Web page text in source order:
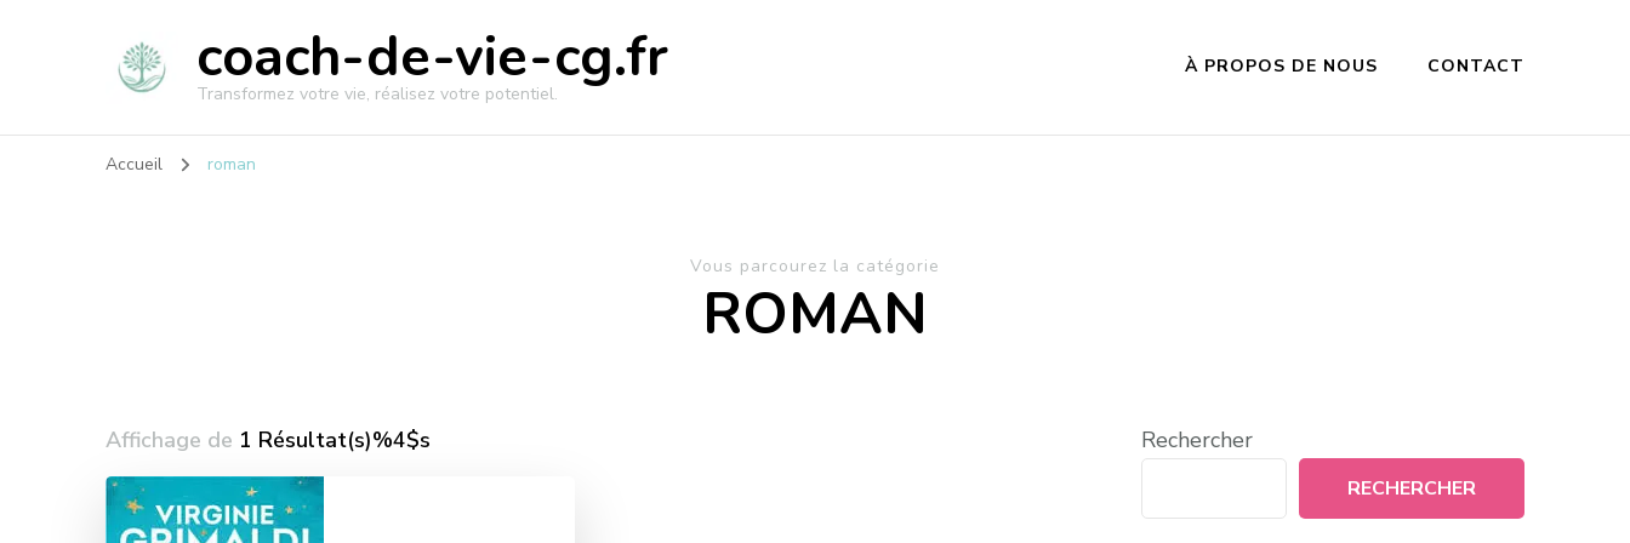
coach-de-vie-cg.fr
Transformez votre vie, réalisez votre potentiel.
À PROPOS DE NOUS CONTACT
Accueil roman
Vous parcourez la catégorie
ROMAN
Affichage de 1 Résultat(s)%4$s Rechercher
RECHERCHER